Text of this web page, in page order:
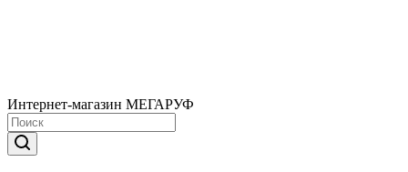
Интернет-магазин МЕГАРУФ